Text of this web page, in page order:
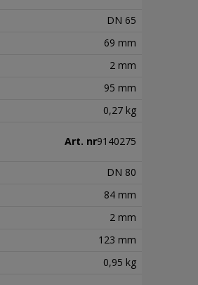
DN 65
69 mm
2 mm
95 mm
0,27 kg
Art. nr9140275
DN 80
84 mm
2 mm
123 mm
0,95 kg